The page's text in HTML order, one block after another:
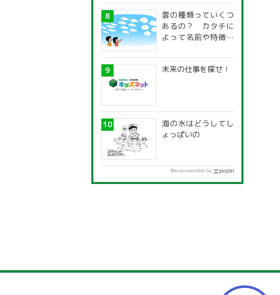
雲の種類っていくつ
あるの？ カタチに
よって名前や特徴が
未来の仕事を探せ！
海の水はどうしてし
ょっぱいの
Recommended by